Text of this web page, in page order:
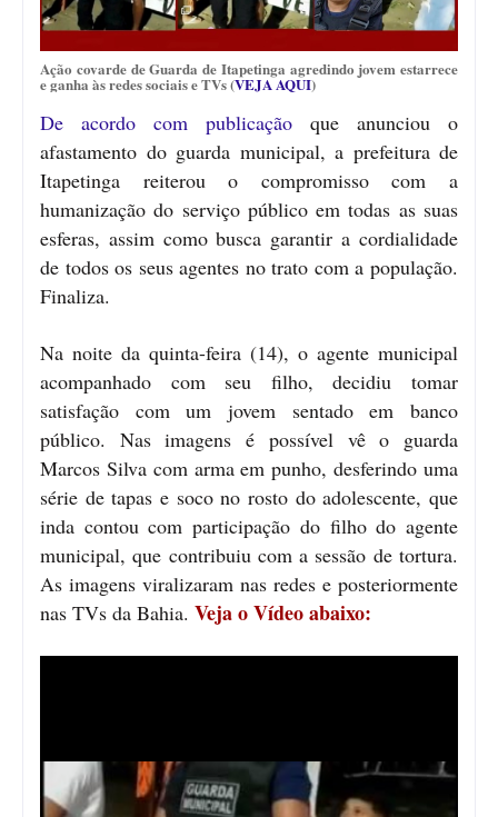
Ação covarde de Guarda de Itapetinga agredindo jovem estarrece
e ganha às redes sociais e TVs (VEJA AQUI)
De acordo com publicação que anunciou o
afastamento do guarda municipal, a prefeitura de
Itapetinga reiterou o compromisso com a
humanização do serviço público em todas as suas
esferas, assim como busca garantir a cordialidade
de todos os seus agentes no trato com a população.
Finaliza.
Na noite da quinta-feira (14), o agente municipal
acompanhado com seu filho, decidiu tomar
satisfação com um jovem sentado em banco
público. Nas imagens é possível vê o guarda
Marcos Silva com arma em punho, desferindo uma
série de tapas e soco no rosto do adolescente, que
inda contou com participação do filho do agente
municipal, que contribuiu com a sessão de tortura.
As imagens viralizaram nas redes e posteriormente
nas TVs da Bahia. Veja o Vídeo abaixo: